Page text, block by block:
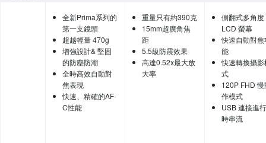
全新Prima系列的
第一支鏡頭
超越輕量 470g
增強設計& 堅固
的防塵防潮
全時高效自動對
焦表現
快速、精確的AF-
C性能
重量只有約390克
15mm超廣角焦
距
5.5級防震效果
高達0.52x最大放
大率
側翻式多角度
LCD 螢幕
快速自動對焦
能
快速轉換攝影
式
120P FHD 慢
作模式
USB 連接進
時串流